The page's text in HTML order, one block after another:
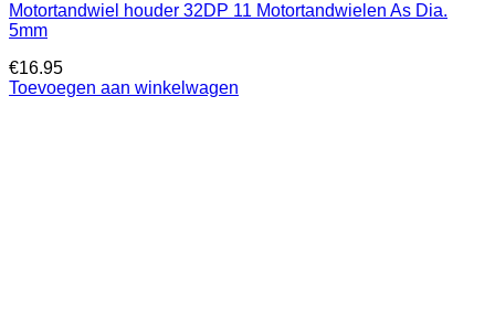
Motortandwiel houder 32DP 11 Motortandwielen As Dia.
5mm
€16.95
Toevoegen aan winkelwagen